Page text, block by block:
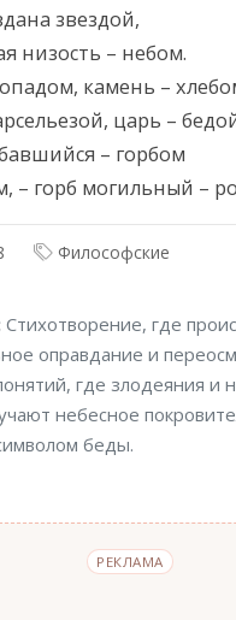
звездой,
низость – небом.
камень –
царь –
– горбом
– горб могильный –
Философские
Стихотворение, где
оправдание и
где злодеяния и
небесное
беды.
РЕКЛАМА